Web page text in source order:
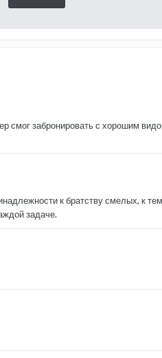
смог забронировать с хорошим
к братству смелых, к
задаче.